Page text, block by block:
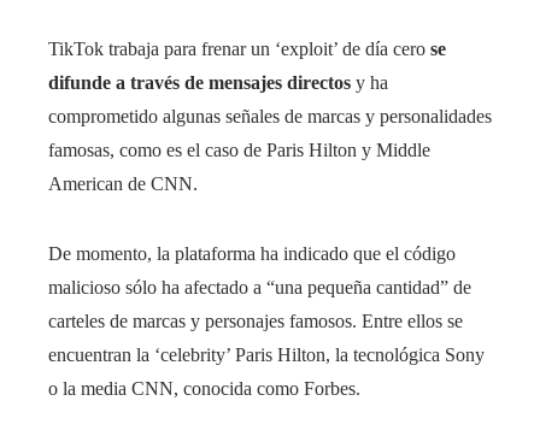
TikTok trabaja para frenar un ‘exploit’ de día cero se
difunde a través de mensajes directos y ha
comprometido algunas señales de marcas y personalidades
famosas, como es el caso de Paris Hilton y Middle
American de CNN.
De momento, la plataforma ha indicado que el código
malicioso sólo ha afectado a “una pequeña cantidad” de
carteles de marcas y personajes famosos. Entre ellos se
encuentran la ‘celebrity’ Paris Hilton, la tecnológica Sony
o la media CNN, conocida como Forbes.